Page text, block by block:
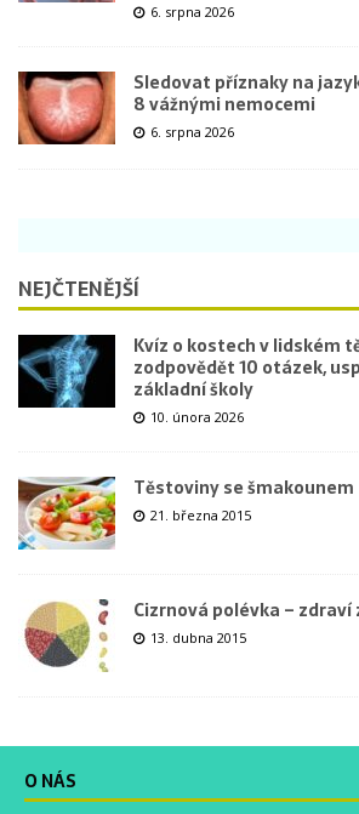
6. srpna 2026
Sledovat příznaky na
8 vážnými nemocemi
6. srpna 2026
NEJČTENĚJŠÍ
Kvíz o kostech v lidském
zodpovědět 10 otázek,
základní školy
10. února 2026
Těstoviny se šmakounem
21. března 2015
Cizrnová polévka – zdraví
13. dubna 2015
O NÁS